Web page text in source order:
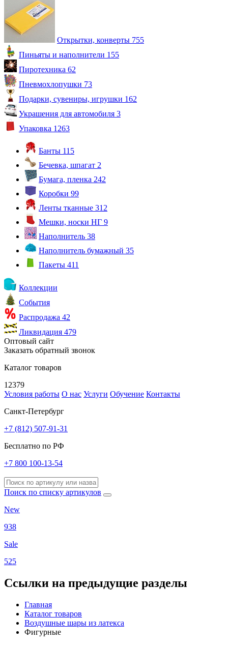
Открытки, конверты 755
Пиньяты и наполнители 155
Пиротехника 62
Пневмохлопушки 73
Подарки, сувениры, игрушки 162
Украшения для автомобиля 3
Упаковка 1263
Банты 115
Бечевка, шпагат 2
Бумага, пленка 242
Коробки 99
Ленты тканные 312
Мешки, носки НГ 9
Наполнитель 38
Наполнитель бумажный 35
Пакеты 411
Коллекции
События
Распродажа 42
Ликвидация 479
Оптовый сайт
Заказать обратный звонок
Каталог товаров
12379
Условия работы О нас Услуги Обучение Контакты
Санкт-Петербург
+7 (812) 507-91-31
Бесплатно по РФ
+7 800 100-13-54
Поиск по списку артикулов
New
938
Sale
525
Ссылки на предыдущие разделы
Главная
Каталог товаров
Воздушные шары из латекса
Фигурные